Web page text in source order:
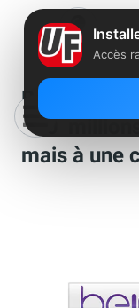
BeIN
700
mais à une
Accès